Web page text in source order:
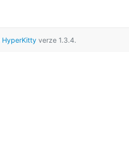
HyperKitty verze 1.3.4.